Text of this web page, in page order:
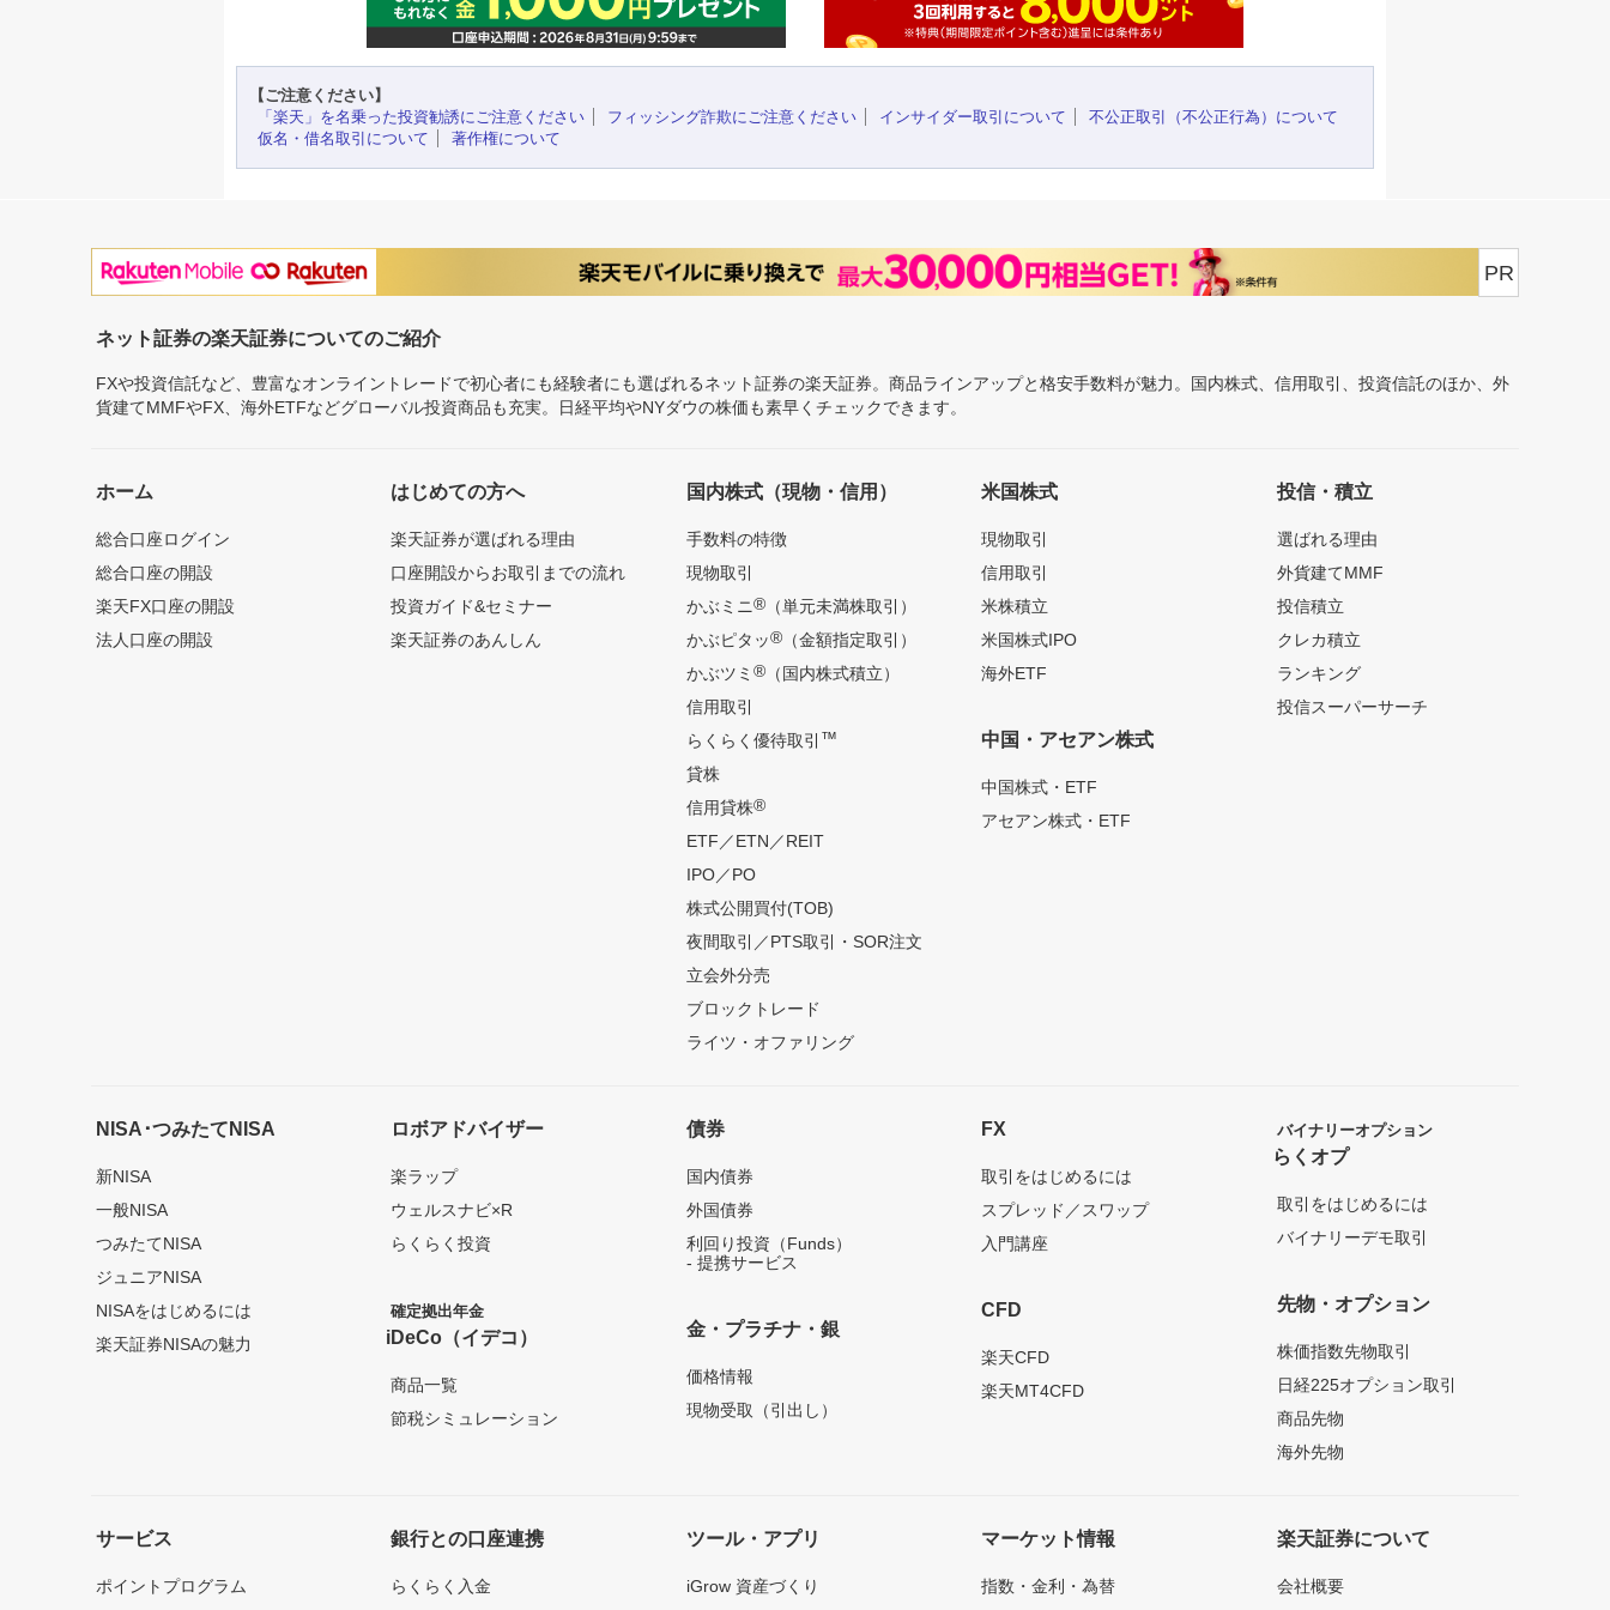
【ご注意ください】
「楽天」を名乗った投資勧誘にご注意ください
フィッシング詐欺にご注意ください インサイダー取引について
不公正取引（不公正行為）について
仮名・借名取引について
著作権について
PR
ネット証券の楽天証券についてのご紹介
FXや投資信託など、豊富なオンライントレードで初心者にも経験者にも選ばれるネット証券の楽天証券。商品ラインアップと格安手数料が魅力。国内株式、信用取引、投資信託のほか、外
貨建てMMFやFX、海外ETFなどグローバル投資商品も充実。日経平均やNYダウの株価も素早くチェックできます。
ホーム
総合口座ログイン
総合口座の開設
楽天FX口座の開設
法人口座の開設
はじめての方へ
楽天証券が選ばれる理由
口座開設からお取引までの流れ
投資ガイド&セミナー
楽天証券のあんしん
国内株式（現物・信用）
手数料の特徴
現物取引
かぶミニ®（単元未満株取引）
かぶピタッ®（金額指定取引）
かぶツミ ®（国内株式積立）
信用取引
らくらく優待取引 ™
貸株
信用貸株®
ETF／ETN／REIT
IPO／PO
株式公開買付(TOB)
夜間取引／PTS取引・SOR注文
立会外分売
ブロックトレード
ライツ・オファリング
米国株式
現物取引
信用取引
米株積立
米国株式IPO
海外ETF
中国・アセアン株式
中国株式・ETF
アセアン株式・ETF
投信・積立
選ばれる理由
外貨建てMMF
投信積立
クレカ積立
ランキング
投信スーパーサーチ
NISA･つみたてNISA
新NISA
一般NISA
つみたてNISA
ジュニアNISA
NISAをはじめるには
楽天証券NISAの魅力
ロボアドバイザー
楽ラップ
ウェルスナビ×R
らくらく投資
確定拠出年金
iDeCo（イデコ）
商品一覧
節税シミュレーション
債券
国内債券
外国債券
利回り投資（Funds）
- 提携サービス
金・プラチナ・銀
価格情報
現物受取（引出し）
FX
取引をはじめるには
スプレッド／スワップ
入門講座
CFD
楽天CFD
楽天MT4CFD
バイナリーオプション
らくオプ
取引をはじめるには
バイナリーデモ取引
先物・オプション
株価指数先物取引
日経225オプション取引
商品先物
海外先物
サービス
ポイントプログラム
銀行との口座連携
らくらく入金
ツール・アプリ
iGrow 資産づくり
マーケット情報
指数・金利・為替
楽天証券について
会社概要